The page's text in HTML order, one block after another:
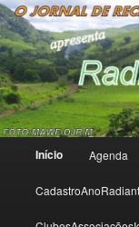
Radiante
Radiante Recreio
Saltar
para
Saltar
para
Início Agenda